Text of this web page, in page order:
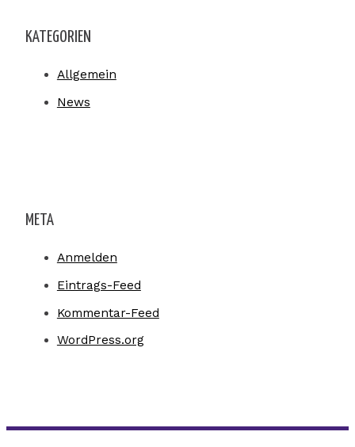
KATEGORIEN
Allgemein
News
META
Anmelden
Eintrags-Feed
Kommentar-Feed
WordPress.org